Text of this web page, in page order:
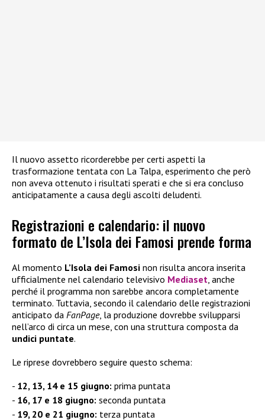
Il nuovo assetto ricorderebbe per certi aspetti la
trasformazione tentata con La Talpa, esperimento che però
non aveva ottenuto i risultati sperati e che si era concluso
anticipatamente a causa degli ascolti deludenti.
Registrazioni e calendario: il nuovo
formato de L’Isola dei Famosi prende forma
Al momento L’Isola dei Famosi non risulta ancora inserita
ufficialmente nel calendario televisivo Mediaset , anche
perché il programma non sarebbe ancora completamente
terminato. Tuttavia, secondo il calendario delle registrazioni
anticipato da FanPage, la produzione dovrebbe svilupparsi
nell’arco di circa un mese, con una struttura composta da
undici puntate.
Le riprese dovrebbero seguire questo schema:
12, 13, 14 e 15 giugno: prima puntata
16, 17 e 18 giugno: seconda puntata
19, 20 e 21 giugno: terza puntata